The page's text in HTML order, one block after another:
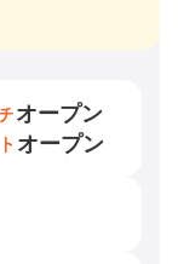
オープン
オープン